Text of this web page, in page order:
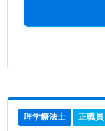
理学療法士 正職員